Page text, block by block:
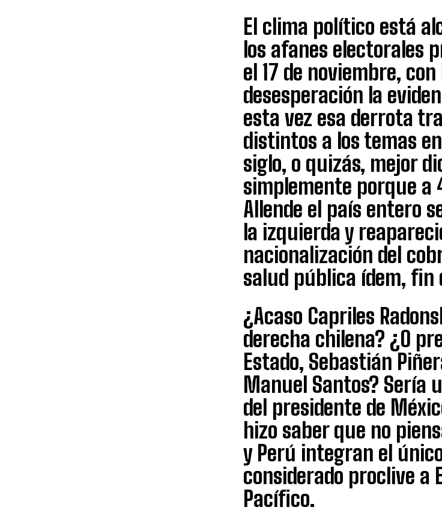
El clima político está
los afanes electorales
el 17 de noviembre,
desesperación la
esta vez esa derrota
distintos a los temas
siglo, o quizás, mejor
simplemente porque a
Allende el país entero
la izquierda y
nacionalización del
salud pública ídem, fin
¿Acaso Capriles
derecha chilena? ¿O
Estado, Sebastián
Manuel Santos? Sería
del presidente de
hizo saber que no
y Perú integran el
considerado proclive a
Pacífico.